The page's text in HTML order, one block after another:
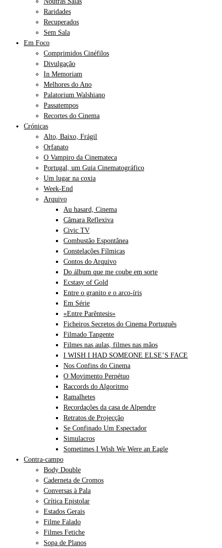
Raridades
Recuperados
Sem Sala
Em Foco
Comprimidos Cinéfilos
Divulgação
In Memoriam
Melhores do Ano
Palatorium Walshiano
Passatempos
Recortes do Cinema
Crónicas
Alto, Baixo, Frágil
Orfanato
O Vampiro da Cinemateca
Portugal, um Guia Cinematográfico
Um lugar na coxia
Week-End
Arquivo
Au hasard, Cinema
Câmara Reflexiva
Civic TV
Combustão Espontânea
Constelações Fílmicas
Contos do Arquivo
Do álbum que me coube em sorte
Ecstasy of Gold
Entre o granito e o arco-íris
Em Série
«Entre Parêntesis»
Ficheiros Secretos do Cinema Português
Filmado Tangente
Filmes nas aulas, filmes nas mãos
I WISH I HAD SOMEONE ELSE’S FACE
Nos Confins do Cinema
O Movimento Perpétuo
Raccords do Algoritmo
Ramalhetes
Recordações da casa de Alpendre
Retratos de Projecção
Se Confinado Um Espectador
Simulacros
Sometimes I Wish We Were an Eagle
Contra-campo
Body Double
Caderneta de Cromos
Conversas à Pala
Crítica Epistolar
Estados Gerais
Filme Falado
Filmes Fetiche
Sopa de Planos